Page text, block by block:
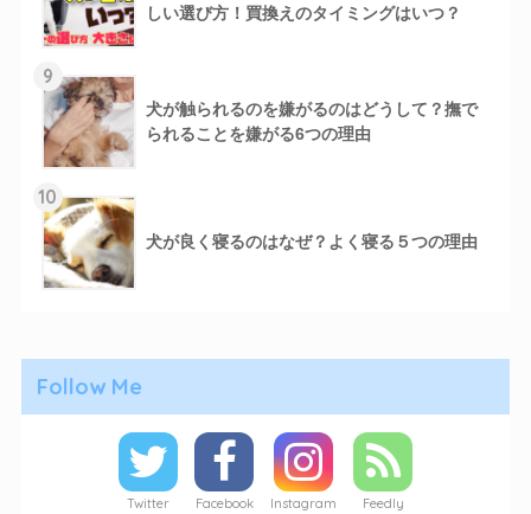
しい選び方！買換えのタイミングはいつ？
9
犬が触られるのを嫌がるのはどうして？撫で
られることを嫌がる6つの理由
10
犬が良く寝るのはなぜ？よく寝る５つの理由
Follow Me
Twitter Facebook Instagram Feedly